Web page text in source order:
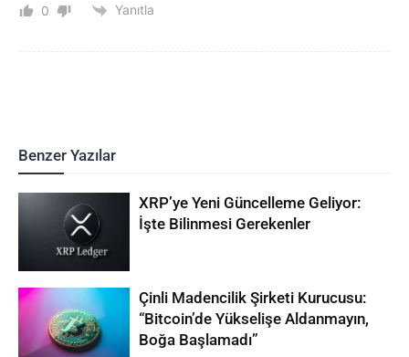
0 Yanıtla
Benzer Yazılar
XRP’ye Yeni Güncelleme Geliyor:
İşte Bilinmesi Gerekenler
Çinli Madencilik Şirketi Kurucusu:
“Bitcoin’de Yükselişe Aldanmayın,
Boğa Başlamadı”